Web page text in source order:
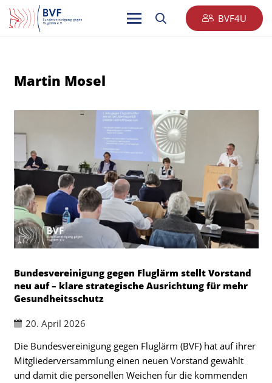
BVF4U
Martin Mosel
Bundesvereinigung gegen Fluglärm stellt Vorstand
neu auf – klare strategische Ausrichtung für mehr
Gesundheitsschutz
20. April 2026
Die Bundesvereinigung gegen Fluglärm (BVF) hat auf ihrer
Mitgliederversammlung einen neuen Vorstand gewählt
und damit die personellen Weichen für die kommenden